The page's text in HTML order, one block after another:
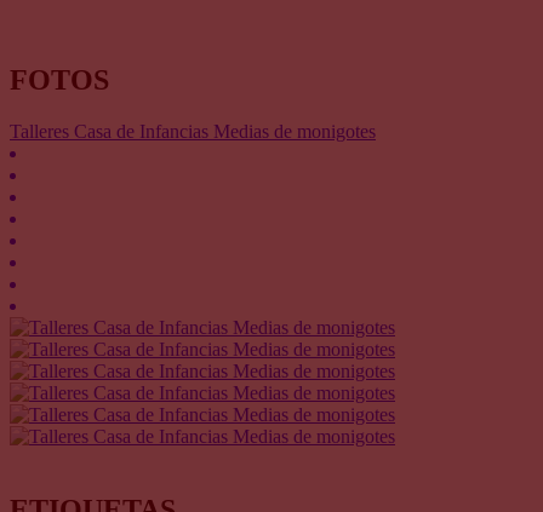
FOTOS
Talleres Casa de Infancias Medias de monigotes